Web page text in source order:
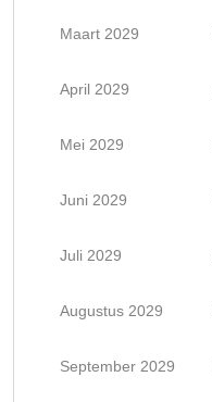
Maart 2029
April 2029
Mei 2029
Juni 2029
Juli 2029
Augustus 2029
September 2029